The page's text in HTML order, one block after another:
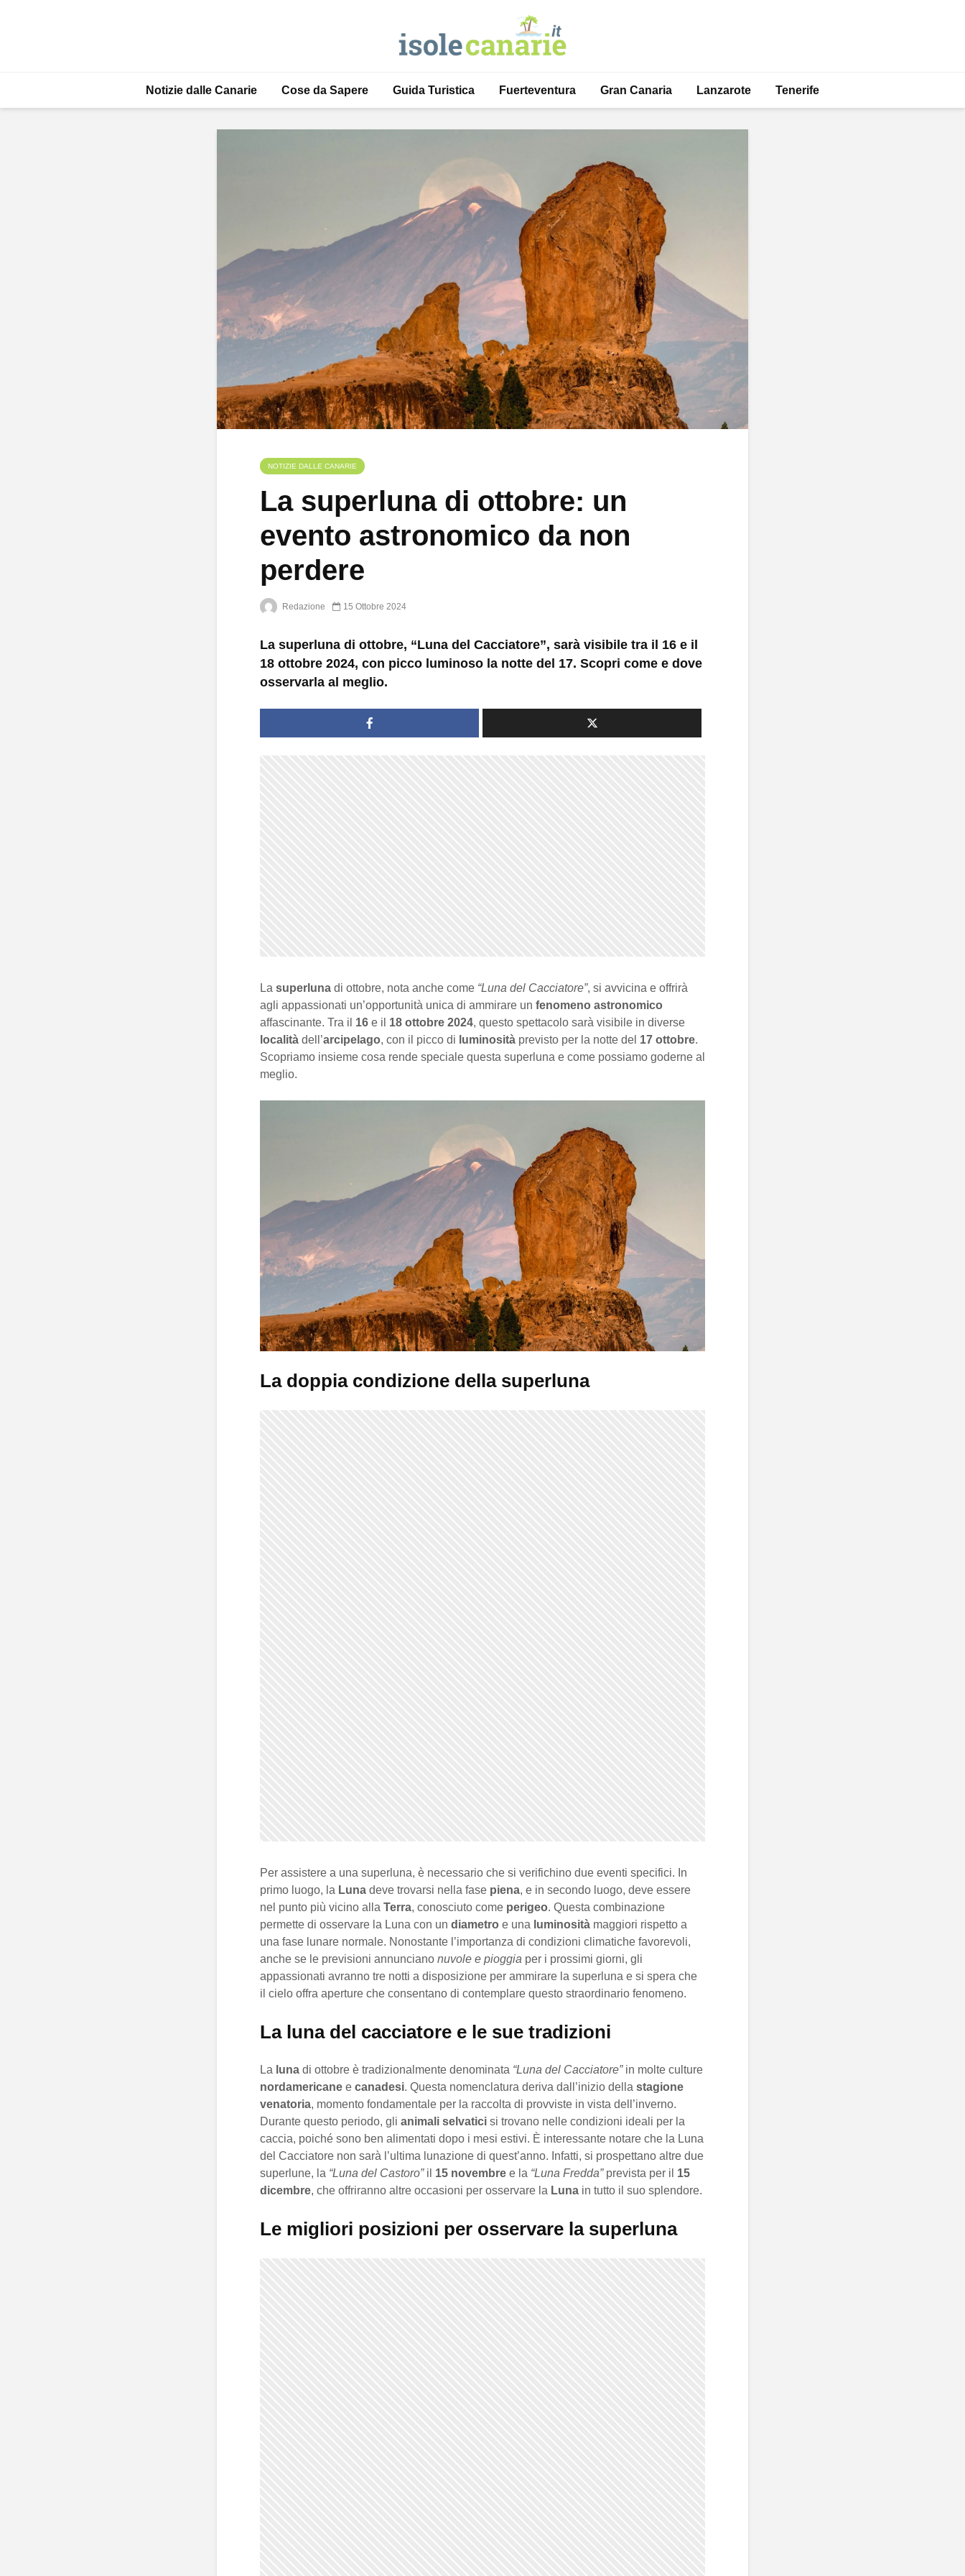
Notizie dalle Canarie Cose da Sapere Guida Turistica Fuerteventura Gran Canaria Lanzarote Tenerife
NOTIZIE DALLE CANARIE
La superluna di ottobre: un
evento astronomico da non
perdere
Redazione 15 Ottobre 2024
La superluna di ottobre, “Luna del Cacciatore”, sarà visibile tra il 16 e il
18 ottobre 2024, con picco luminoso la notte del 17. Scopri come e dove
osservarla al meglio.
La superluna di ottobre, nota anche come “Luna del Cacciatore”, si avvicina e offrirà
agli appassionati un’opportunità unica di ammirare un fenomeno astronomico
affascinante. Tra il 16 e il 18 ottobre 2024, questo spettacolo sarà visibile in diverse
località dell’arcipelago, con il picco di luminosità previsto per la notte del 17 ottobre.
Scopriamo insieme cosa rende speciale questa superluna e come possiamo goderne al
meglio.
La doppia condizione della superluna
Per assistere a una superluna, è necessario che si verifichino due eventi specifici. In
primo luogo, la Luna deve trovarsi nella fase piena, e in secondo luogo, deve essere
nel punto più vicino alla Terra, conosciuto come perigeo. Questa combinazione
permette di osservare la Luna con un diametro e una luminosità maggiori rispetto a
una fase lunare normale. Nonostante l’importanza di condizioni climatiche favorevoli,
anche se le previsioni annunciano nuvole e pioggia per i prossimi giorni, gli
appassionati avranno tre notti a disposizione per ammirare la superluna e si spera che
il cielo offra aperture che consentano di contemplare questo straordinario fenomeno.
La luna del cacciatore e le sue tradizioni
La luna di ottobre è tradizionalmente denominata “Luna del Cacciatore”in molte culture
nordamericane e canadesi. Questa nomenclatura deriva dall’inizio della stagione
venatoria, momento fondamentale per la raccolta di provviste in vista dell’inverno.
Durante questo periodo, gli animali selvatici si trovano nelle condizioni ideali per la
caccia, poiché sono ben alimentati dopo i mesi estivi. È interessante notare che la Luna
del Cacciatore non sarà l’ultima lunazione di quest’anno. Infatti, si prospettano altre due
superlune, la “Luna del Castoro”il 15 novembre e la “Luna Fredda”prevista per il 15
dicembre, che offriranno altre occasioni per osservare la Luna in tutto il suo splendore.
Le migliori posizioni per osservare la superluna